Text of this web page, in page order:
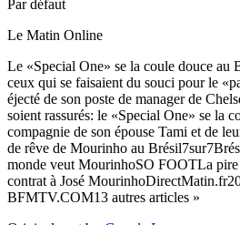
Par défaut
Le Matin Online
Le «Special One» se la coule douce
ceux qui se faisaient du souci pour le
éjecté de son poste de manager de
soient rassurés: le «Special One» se la
compagnie de son épouse Tami et de
de rêve de Mourinho au
monde veut MourinhoSO FOOTLa
contrat à José
BFMTV.COM13 autres articles »